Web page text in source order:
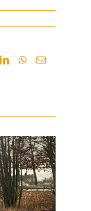
LinkedInWhatsApp
Email